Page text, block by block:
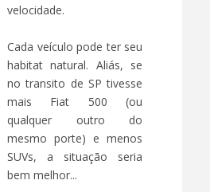
velocidade.
Cada veículo pode ter seu
habitat natural. Aliás, se
no transito de SP tivesse
mais Fiat 500 (ou
qualquer outro do
mesmo porte) e menos
SUVs, a situação seria
bem melhor...